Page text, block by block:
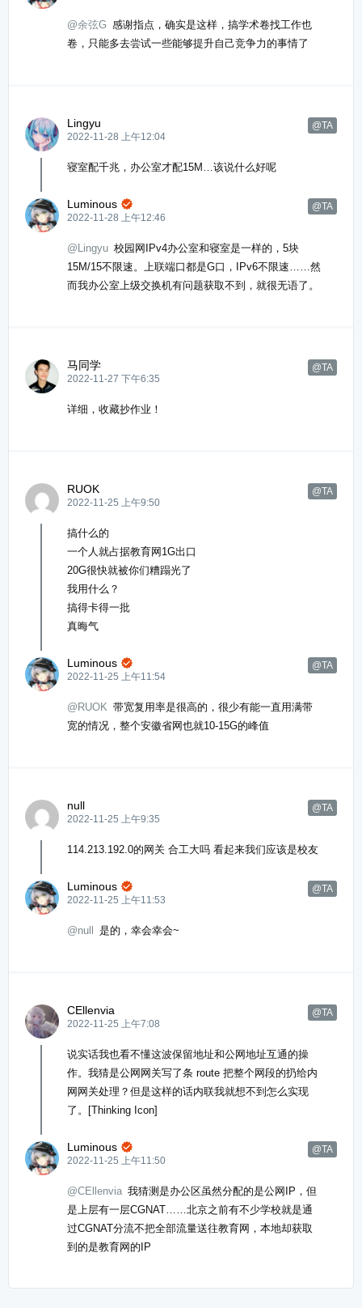
@余弦G 感谢指点，确实是这样，搞学术卷找工作也
卷，只能多去尝试一些能够提升自己竞争力的事情了
Lingyu
@TA
2022-11-28 上午12:04
寝室配千兆，办公室才配15M…该说什么好呢
Luminous @TA

2022-11-28 上午12:46
@Lingyu 校园网IPv4办公室和寝室是一样的，5块
15M/15不限速。上联端口都是G口，IPv6不限速……然
而我办公室上级交换机有问题获取不到，就很无语了。
马同学
@TA
2022-11-27 下午6:35
详细，收藏抄作业！
RUOK
@TA
2022-11-25 上午9:50
搞什么的
一个人就占据教育网1G出口
20G很快就被你们糟蹋光了
我用什么？
搞得卡得一批
真晦气
Luminous @TA

2022-11-25 上午11:54
@RUOK 带宽复用率是很高的，很少有能一直用满带
宽的情况，整个安徽省网也就10-15G的峰值
null
@TA
2022-11-25 上午9:35
114.213.192.0的网关 合工大吗 看起来我们应该是校友
Luminous @TA

2022-11-25 上午11:53
@null 是的，幸会幸会~
CEllenvia
@TA
2022-11-25 上午7:08
说实话我也看不懂这波保留地址和公网地址互通的操
作。我猜是公网网关写了条 route 把整个网段的扔给内
网网关处理？但是这样的话内联我就想不到怎么实现
了。[Thinking Icon]
Luminous @TA

2022-11-25 上午11:50
@CEllenvia 我猜测是办公区虽然分配的是公网IP，但
是上层有一层CGNAT……北京之前有不少学校就是通
过CGNAT分流不把全部流量送往教育网，本地却获取
到的是教育网的IP